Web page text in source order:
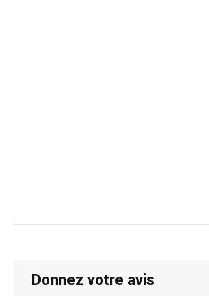
Donnez votre avis